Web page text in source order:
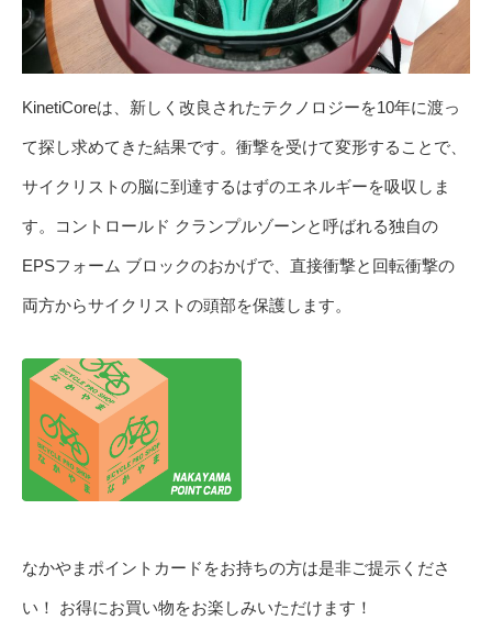
KinetiCoreは、新しく改良されたテクノロジーを10年に渡っ
て探し求めてきた結果です。衝撃を受けて変形することで、
サイクリストの脳に到達するはずのエネルギーを吸収しま
す。コントロールド クランプルゾーンと呼ばれる独自の
EPSフォーム ブロックのおかげで、直接衝撃と回転衝撃の
両方からサイクリストの頭部を保護します。
なかやまポイントカードをお持ちの方は是非ご提示くださ
い！ お得にお買い物をお楽しみいただけます！